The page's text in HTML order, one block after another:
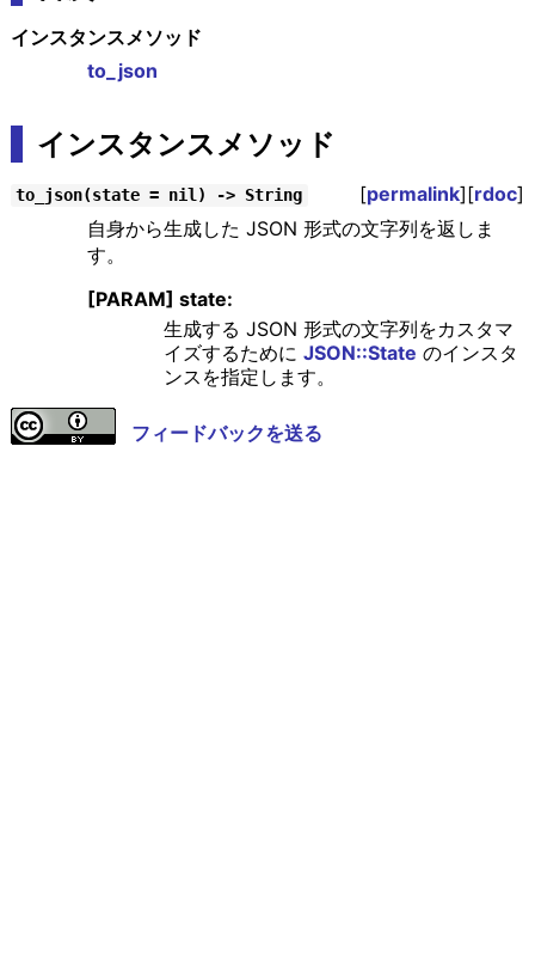
インスタンスメソッド
to_json
インスタンスメソッド
to_json(state = nil) -> String [permalink][rdoc]
自身から生成した JSON 形式の文字列を返しま
す。
[PARAM] state:
生成する JSON 形式の文字列をカスタマ
イズするために JSON::State のインスタ
ンスを指定します。
フィードバックを送る